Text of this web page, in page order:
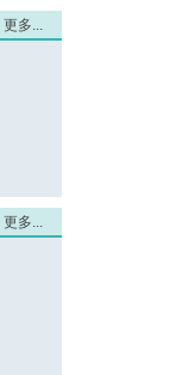
更多...
更多...